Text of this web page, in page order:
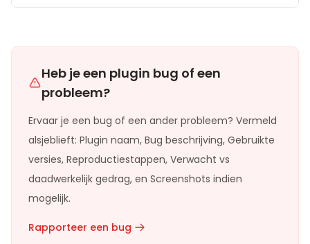
Heb je een plugin bug of een
probleem?
Ervaar je een bug of een ander probleem? Vermeld
alsjeblieft: Plugin naam, Bug beschrijving, Gebruikte
versies, Reproductiestappen, Verwacht vs
daadwerkelijk gedrag, en Screenshots indien
mogelijk.
Rapporteer een bug